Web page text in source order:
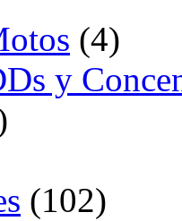
(4)
y
(102)